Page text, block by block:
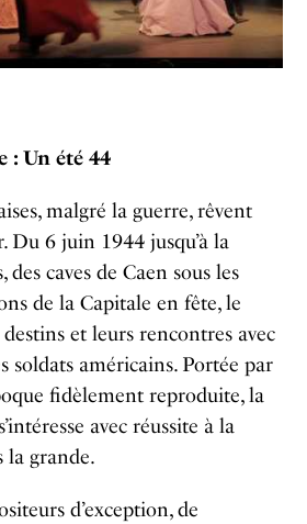
: Un été 44
malgré la guerre, rêvent
Du 6 juin 1944 jusqu’à la
caves de Caen sous les
de la Capitale en fête, le
et leurs rencontres avec
soldats américains. Portée par
fidèlement reproduite, la
avec réussite à la
la grande.
d’exception, de